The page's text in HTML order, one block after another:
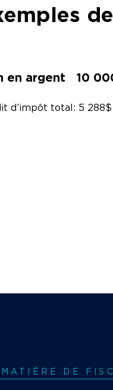
en argent 10
d’impôt total: 5 288$
MATIÈRE DE